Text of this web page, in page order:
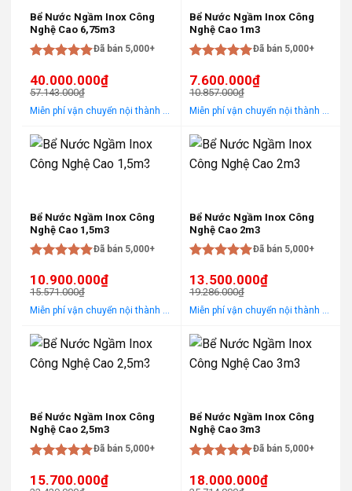
Bể Nước Ngầm Inox Công
Nghệ Cao 6,75m3
hạng55
sao
Đã bán 5,000+
57.143.000₫
Giá
gốc
57.143.000₫.
40.000.000₫
Giá
hiện
là:
40.000.000₫.
Bể Nước Ngầm Inox Công
Nghệ Cao 1m3
hạng55
sao
Đã bán 5,000+
10.857.000₫
Giá
gốc
10.857.000₫.
7.600.000₫
Giá
hiện
là:
7.600.000₫.
-30%
Bể Nước Ngầm Inox Công
Nghệ Cao 1,5m3
hạng55
sao
Đã bán 5,000+
15.571.000₫
Giá
gốc
là:
15.571.000₫.
10.900.000₫
Giá
hiện
tại
là:
10.900.000₫.
Miễn phí vận chuyển nội thành Hà Nội Áp dụng cho khách hàng gọi điện, đến trực tiếp hoặc chat! Tặng gói khảo sát, tư vấn, lắp ráp miễn phí trong khu vực nội thành Hà Nội
Bể Nước Ngầm Inox Công
Nghệ Cao 2m3
hạng55
sao
Đã bán 5,000+
19.286.000₫
Giá
gốc
là:
19.286.000₫.
13.500.000₫
Giá
hiện
tại
là:
13.500.000₫.
Miễn phí vận chuyển nội thành Hà Nội Áp dụng cho khách hàng gọi điện, đến trực tiếp hoặc chat! Tặng gói khảo sát, tư vấn, lắp ráp miễn phí trong khu vực nội thành Hà Nội
-30%
Bể Nước Ngầm Inox Công
Nghệ Cao 2,5m3
hạng55
Đã bán 5,000+
15.700.000₫
Bể Nước Ngầm Inox Công
Nghệ Cao 3m3
hạng55
Đã bán 5,000+
18.000.000₫